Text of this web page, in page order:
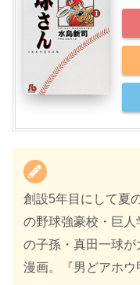
創設5年目にして夏
の野球強豪校・巨
の子孫・真田一球
漫画。『男どアホウ